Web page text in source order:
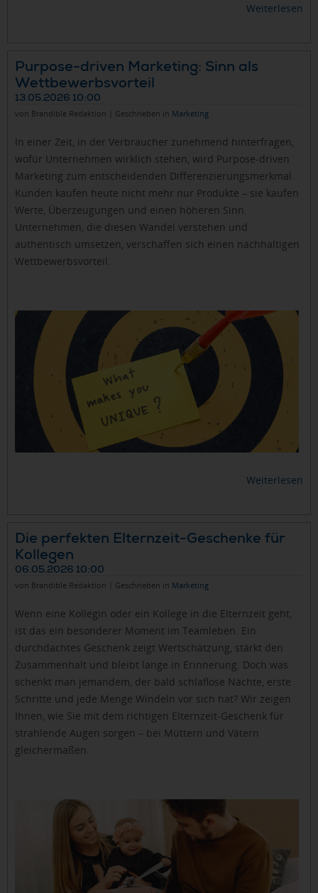
Weiterlesen
Purpose-driven Marketing: Sinn als
Wettbewerbsvorteil
13.05.2026 10:00
von Brandible Redaktion | Geschrieben in Marketing
In einer Zeit, in der Verbraucher zunehmend hinterfragen,
wofür Unternehmen wirklich stehen, wird Purpose-driven
Marketing zum entscheidenden Differenzierungsmerkmal.
Kunden kaufen heute nicht mehr nur Produkte – sie kaufen
Werte, Überzeugungen und einen höheren Sinn.
Unternehmen, die diesen Wandel verstehen und
authentisch umsetzen, verschaffen sich einen nachhaltigen
Wettbewerbsvorteil.
Weiterlesen
Die perfekten Elternzeit-Geschenke für
Kollegen
06.05.2026 10:00
von Brandible Redaktion | Geschrieben in Marketing
Wenn eine Kollegin oder ein Kollege in die Elternzeit geht,
ist das ein besonderer Moment im Teamleben. Ein
durchdachtes Geschenk zeigt Wertschätzung, stärkt den
Zusammenhalt und bleibt lange in Erinnerung. Doch was
schenkt man jemandem, der bald schlaflose Nächte, erste
Schritte und jede Menge Windeln vor sich hat? Wir zeigen
Ihnen, wie Sie mit dem richtigen Elternzeit-Geschenk für
strahlende Augen sorgen – bei Müttern und Vätern
gleichermaßen.